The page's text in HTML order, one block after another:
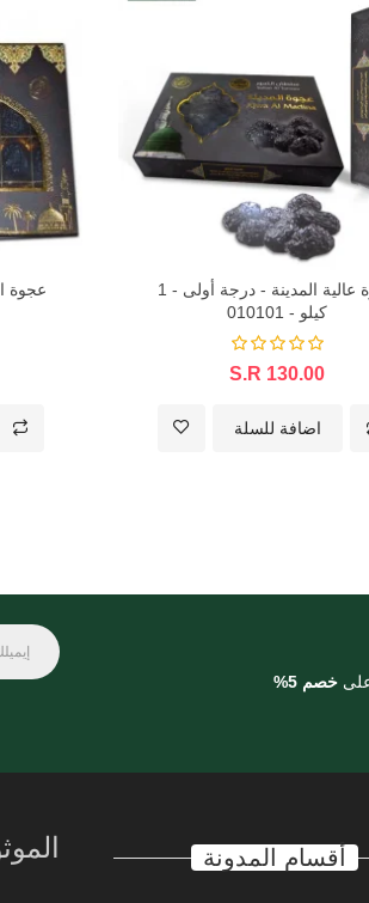
عجوة عالية المدينة - درجة أولى - 1
كيلو - 010101
S.R 130.00
اضافة للسلة
خصم 5%
أقسام المدونة